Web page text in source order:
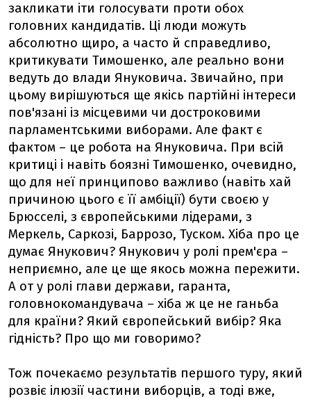
закликати іти голосувати проти обох
головних кандидатів. Ці люди можуть
абсолютно щиро, а часто й справедливо,
критикувати Тимошенко, але реально вони
ведуть до влади Януковича. Звичайно, при
цьому вирішуються ще якісь партійні інтереси
пов'язані із місцевими чи достроковими
парламентськими виборами. Але факт є
фактом – це робота на Януковича. При всій
критиці і навіть боязні Тимошенко, очевидно,
що для неї принципово важливо (навіть хай
причиною цього є її амбіції) бути своєю у
Брюсселі, з європейськими лідерами, з
Меркель, Саркозі, Баррозо, Туском. Хіба про це
думає Янукович? Янукович у ролі прем'єра –
неприємно, але це ще якось можна пережити.
А от у ролі глави держави, гаранта,
головнокомандувача – хіба ж це не ганьба
для країни? Який європейський вибір? Яка
гідність? Про що ми говоримо?
Тож почекаємо результатів першого туру, який
розвіє ілюзії частини виборців, а тоді вже,